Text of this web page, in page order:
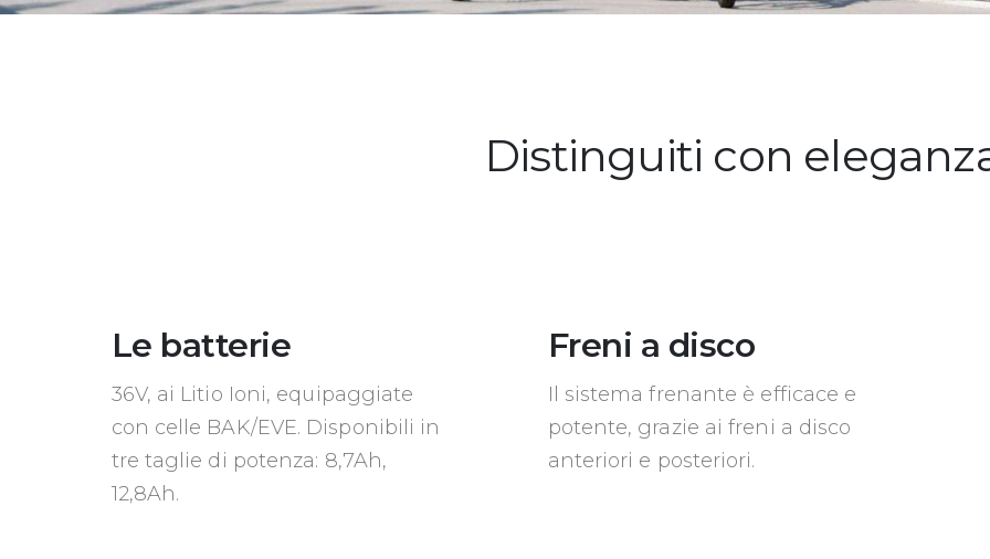
Distinguiti con
Le batterie
36V, ai Litio Ioni, equipaggiate
con celle BAK/EVE. Disponibili in
tre taglie di potenza: 8,7Ah,
12,8Ah.
Freni a disco
Il sistema frenante è efficace e
potente, grazie ai freni a disco
anteriori e posteriori.